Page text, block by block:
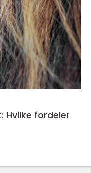
Hvilke fordeler